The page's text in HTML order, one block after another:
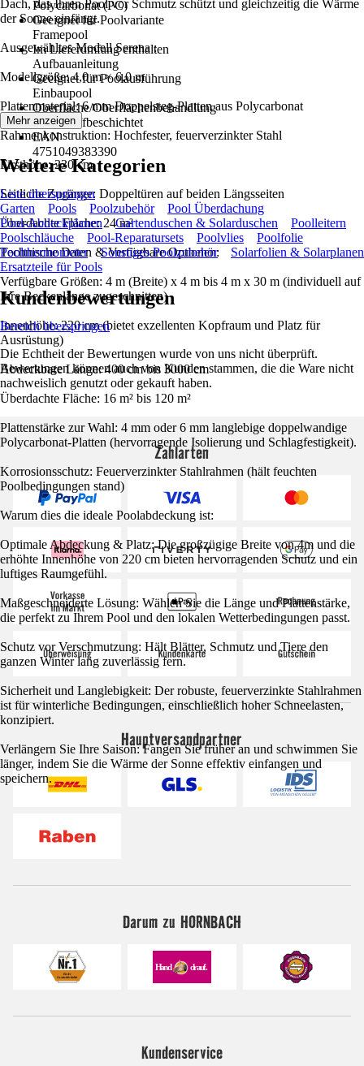
Polycarbonat (PC)
Geeignet für Poolvariante
Framepool
Im Lieferumfang enthalten
Aufbauanleitung
Geeignet für Poolausführung
Einbaupool
Oberfläche/Oberflächenbehandlung
Kunststoffbeschichtet
EAN
4751049383390
Dach, das Ihren Pool vor Schmutz schützt und gleichzeitig die Wärme
der Sonne einfängt.
Ausgewähltes Modell Serena :
Modellgröße: 4,0 m × 6,0 m
Plattenmaterial: 6 mm Doppelsteg-Platten aus Polycarbonat
Rahmenkonstruktion: Hochfester, feuerverzinkter Stahl
Firsthöhe: 230 cm
Seitliche Zugänge: Doppeltüren auf beiden Längsseiten
Überdachte Fläche: 24 m²
Technische Daten & Verfügbare Optionen:
Verfügbare Größen: 4 m (Breite) x 4 m bis 4 m x 30 m (individuell auf
Ihre Beckenlänge zugeschnitten)
Innenhöhe: 220 cm (bietet exzellenten Kopfraum und Platz für
Ausrüstung)
Abdeckbare Länge: 400 cm bis 3000 cm
Überdachte Fläche: 16 m² bis 120 m²
Plattenstärke zur Wahl: 4 mm oder 6 mm langlebige doppelwandige
Polycarbonat-Platten (hervorragende Isolierung und Schlagfestigkeit).
Korrosionsschutz: Feuerverzinkter Stahlrahmen (hält feuchten
Poolbedingungen stand)
Warum dies die ideale Poolabdeckung ist:
Optimale Abdeckung & Platz: Die großzügige Breite von 4m und die
erhöhte Innenhöhe von 220 cm bieten hervorragenden Schutz und ein
luftiges Raumgefühl.
Maßgeschneiderte Lösung: Wählen Sie die Länge und Plattenstärke,
die perfekt zu Ihrem Pool und den lokalen Wetterbedingungen passt.
Schutz vor Verschmutzung: Hält Blätter, Schmutz und Tiere den
ganzen Winter lang zuverlässig fern.
Sicherheit und Langlebigkeit: Der robuste, feuerverzinkte Stahlrahmen
ist für winterliche Bedingungen, einschließlich hoher Schneelasten,
konzipiert.
Verlängern Sie Ihre Saison: Fangen Sie früher an und schwimmen Sie
länger, indem Sie die Wärme der Sonne effektiv einfangen und
speichern.
Mehr anzeigen
Weitere Kategorien
Liste überspringen
Garten
Pools Poolzubehör
Pool Überdachung
Pool-Abdeckplanen
Gartenduschen & Solarduschen
Poolleitern
Poolschläuche
Pool-Reparatursets Poolvlies
Poolfolie
Poolthermometer
Sonstiges Poolzubehör
Solarfolien & Solarplanen
Ersatzteile für Pools
Kundenbewertungen
Bereich überspringen
Die Echtheit der Bewertungen wurde von uns nicht überprüft.
Bewertungen können auch von Kunden stammen, die die Ware nicht
nachweislich genutzt oder gekauft haben.
Zahlarten
Hauptversandpartner
Darum zu HORNBACH
Kundenservice